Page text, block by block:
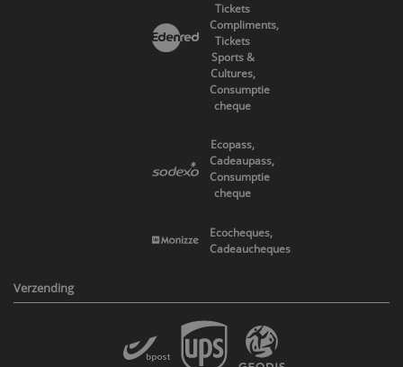
Tickets
Compliments,
Tickets
Sports &
Cultures,
Consumptie
cheque
Ecopass,
Cadeaupass,
Consumptie
cheque
Ecocheques,
Cadeaucheques
Verzending